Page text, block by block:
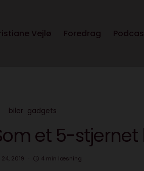
Vejlø Foredrag
biler gadgets
et 5-stjernet
2019 4 min læsning